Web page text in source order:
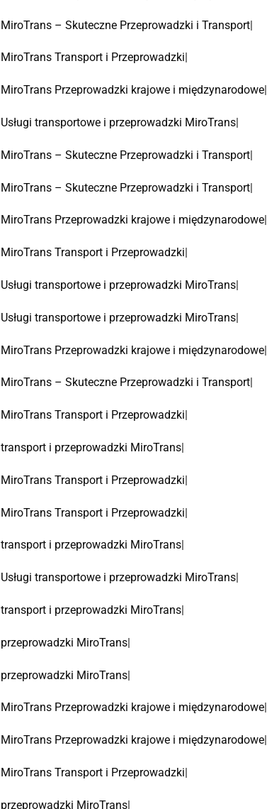
MiroTrans – Skuteczne Przeprowadzki i Transport|
MiroTrans Transport i Przeprowadzki
MiroTrans Przeprowadzki krajowe i międzynarodowe|
Usługi transportowe i przeprowadzki MiroTrans|
MiroTrans – Skuteczne Przeprowadzki i Transport|
MiroTrans – Skuteczne Przeprowadzki i Transport|
MiroTrans Przeprowadzki krajowe i międzynarodowe|
MiroTrans Transport i Przeprowadzki
Usługi transportowe i przeprowadzki MiroTrans|
Usługi transportowe i przeprowadzki MiroTrans|
MiroTrans Przeprowadzki krajowe i międzynarodowe|
MiroTrans – Skuteczne Przeprowadzki i Transport|
MiroTrans Transport i Przeprowadzki
transport i przeprowadzki MiroTrans|
MiroTrans Transport i Przeprowadzki|
MiroTrans Transport i Przeprowadzki|
transport i przeprowadzki MiroTrans|
Usługi transportowe i przeprowadzki MiroTrans|
transport i przeprowadzki MiroTrans|
przeprowadzki MiroTrans|
przeprowadzki MiroTrans|
MiroTrans Przeprowadzki krajowe i międzynarodowe|
MiroTrans Przeprowadzki krajowe i międzynarodowe|
MiroTrans Transport i Przeprowadzki|
przeprowadzki MiroTrans|